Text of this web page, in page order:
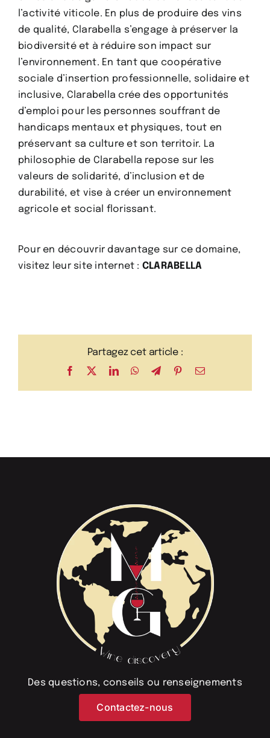
l’activité viticole. En plus de produire des vins
de qualité, Clarabella s’engage à préserver la
biodiversité et à réduire son impact sur
l’environnement. En tant que coopérative
sociale d’insertion professionnelle, solidaire et
inclusive, Clarabella crée des opportunités
d’emploi pour les personnes souffrant de
handicaps mentaux et physiques, tout en
préservant sa culture et son territoir. La
philosophie de Clarabella repose sur les
valeurs de solidarité, d’inclusion et de
durabilité, et vise à créer un environnement
agricole et social florissant.
Pour en découvrir davantage sur ce domaine,
visitez leur site internet : CLARABELLA
Partagez cet article :
Facebook LinkedInWhatsApp
TelegramPinterestEmail
Des questions, conseils ou renseignements
Contactez-nous